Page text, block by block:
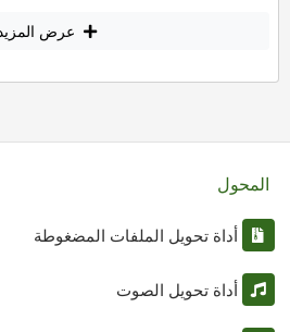
عرض المزيد
المحول
أداة تحويل الملفات المضغوطة
أداة تحويل الصوت